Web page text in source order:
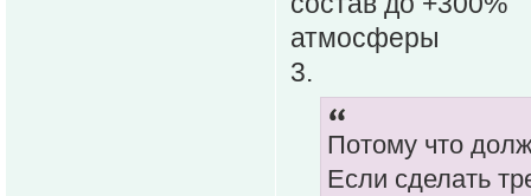
атмосферы
3.
Потому что
Если сделать